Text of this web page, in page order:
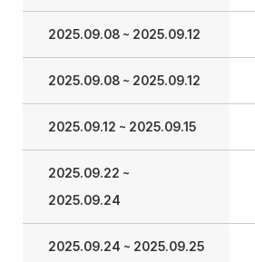
2025.09.08 ~ 2025.09.12
2025.09.08 ~ 2025.09.12
2025.09.12 ~ 2025.09.15
2025.09.22 ~
2025.09.24
2025.09.24 ~ 2025.09.25